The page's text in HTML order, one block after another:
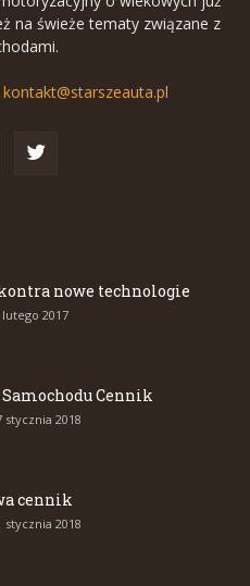
na świeże tematy związane z
kontakt@starszeauta.pl
nowe technologie
lutego 2017
Cennik
stycznia 2018
cennik
stycznia 2018